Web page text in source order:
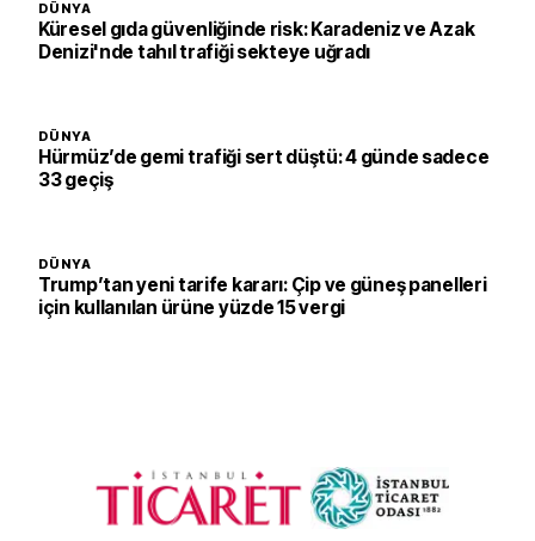
DÜNYA
Küresel gıda güvenliğinde risk: Karadeniz ve Azak
Denizi'nde tahıl trafiği sekteye uğradı
DÜNYA
Hürmüz’de gemi trafiği sert düştü: 4 günde sadece
33 geçiş
DÜNYA
Trump’tan yeni tarife kararı: Çip ve güneş panelleri
için kullanılan ürüne yüzde 15 vergi